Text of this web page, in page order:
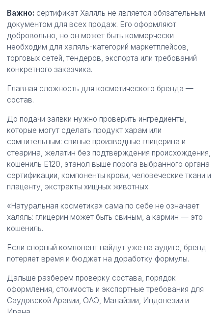
Важно: сертификат Халяль не является обязательным
документом для всех продаж. Его оформляют
добровольно, но он может быть коммерчески
необходим для халяль-категорий маркетплейсов,
торговых сетей, тендеров, экспорта или требований
конкретного заказчика.
Главная сложность для косметического бренда —
состав.
До подачи заявки нужно проверить ингредиенты,
которые могут сделать продукт харам или
сомнительным: свиные производные глицерина и
стеарина, желатин без подтверждения происхождения,
кошениль E120, этанол выше порога выбранного органа
сертификации, компоненты крови, человеческие ткани и
плаценту, экстракты хищных животных.
«Натуральная косметика» сама по себе не означает
халяль: глицерин может быть свиным, а кармин — это
кошениль.
Если спорный компонент найдут уже на аудите, бренд
потеряет время и бюджет на доработку формулы.
Дальше разберём проверку состава, порядок
оформления, стоимость и экспортные требования для
Саудовской Аравии, ОАЭ, Малайзии, Индонезии и